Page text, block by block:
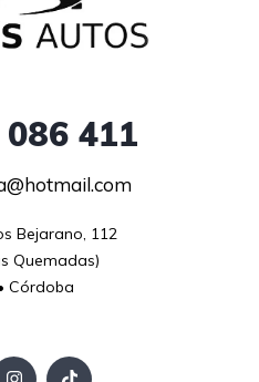
411
Bejarano, 112
Quemadas)
Córdoba